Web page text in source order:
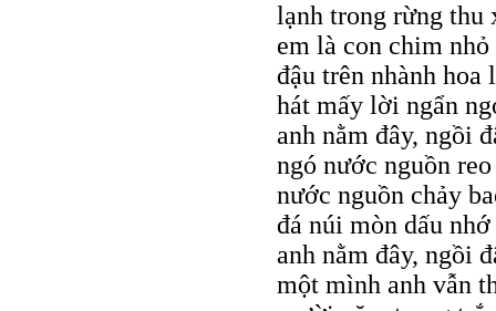
lạnh trong rừng thu
em là con chim nhỏ
đậu trên nhành hoa
hát mấy lời ngẩn
anh nằm đây, ngồi
ngó nước nguồn
nước nguồn chảy
đá núi mòn dấu nhớ
anh nằm đây, ngồi
một mình anh vẫn